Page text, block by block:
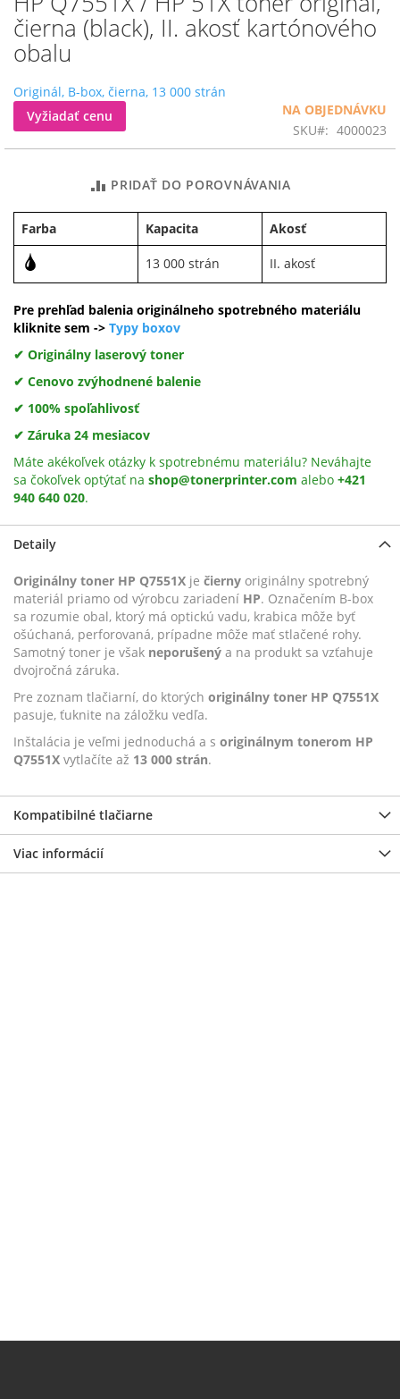
čierna (black), II. akosť kartónového
obalu
Originál, B-box, čierna, 13 000 strán
Vyžiadať cenu
NA OBJEDNÁVKU
SKU
4000023
PRIDAŤ DO POROVNÁVANIA
Farba Kapacita Akosť
13 000 strán II. akosť
Pre prehľad balenia originálneho spotrebného materiálu
kliknite sem -> Typy boxov
✔ Originálny laserový toner
✔ Cenovo zvýhodnené balenie
✔ 100% spoľahlivosť
✔ Záruka 24 mesiacov
Máte akékoľvek otázky k spotrebnému materiálu? Neváhajte
sa čokoľvek optýtať na shop@tonerprinter.com alebo +421
940 640 020.
na
začiatok
galérie
Detaily
Originálny toner HP Q7551X je čierny originálny spotrebný
materiál priamo od výrobcu zariadení HP. Označením B-box
sa rozumie obal, ktorý má optickú vadu, krabica môže byť
ošúchaná, perforovaná, prípadne môže mať stlačené rohy.
Samotný toner je však neporušený a na produkt sa vzťahuje
dvojročná záruka.
Pre zoznam tlačiarní, do ktorých originálny toner HP Q7551X
pasuje, ťuknite na záložku vedľa.
Inštalácia je veľmi jednoduchá a s originálnym tonerom HP
Q7551X vytlačíte až 13 000 strán.
Kompatibilné tlačiarne
Viac informácií